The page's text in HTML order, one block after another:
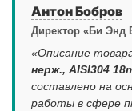
Антон Бобров
Директор «Би Энд
«Описание
нерж., AISI304
составлено на
работы в сфере